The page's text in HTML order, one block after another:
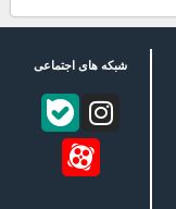
شبکه های اجتماعی